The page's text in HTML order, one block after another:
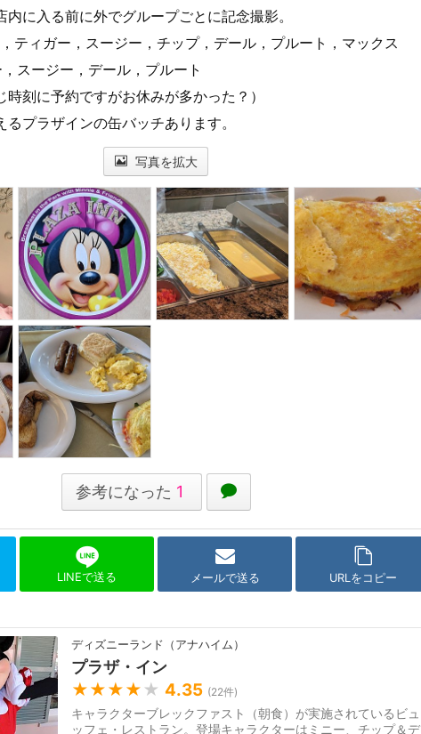
内に入る前に外でグループごとに記念撮影。
ティガー，スージー，チップ，デール，プルート，マックス
スージー，デール，プルート
約ですがお休みが多かった？）
るプラザインの缶バッチあります。
写真を拡大
参考になった 1
LINEで送る メールで送る URLをコピー
ディズニーランド（アナハイム）
プラザ・イン
★★★★ ★ 4.35 (22件)
キャラクターブレックファスト（朝食）が実施されているビュ
ッフェ・レストラン。登場キャラクターはミニー、チップ＆デ